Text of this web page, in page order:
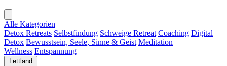
Alle Kategorien
Detox Retreats Selbstfindung Schweige Retreat Coaching Digital
Detox Bewusstsein, Seele, Sinne & Geist Meditation
Wellness Entspannung
Lettland